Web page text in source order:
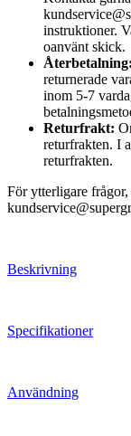
instruktioner.
oanvänt skick.
Återbetalning:
returnerade
inom 5-7
Returfrakt:
returfrakten. I
returfrakten.
För ytterligare
Beskrivning
Specifikationer
Användning